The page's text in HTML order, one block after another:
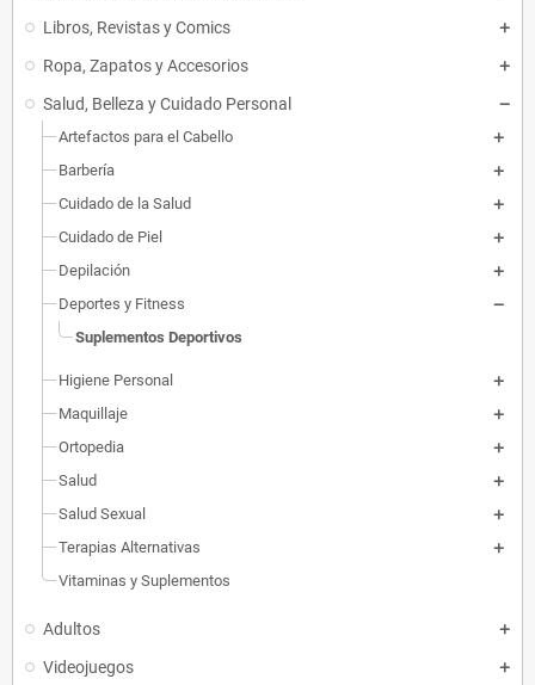
Libros, Revistas y Comics
Ropa, Zapatos y Accesorios
Salud, Belleza y Cuidado Personal
Artefactos para el Cabello
Barbería
Cuidado de la Salud
Cuidado de Piel
Depilación
Deportes y Fitness
Suplementos Deportivos
Higiene Personal
Maquillaje
Ortopedia
Salud
Salud Sexual
Terapias Alternativas
Vitaminas y Suplementos
Adultos
Videojuegos